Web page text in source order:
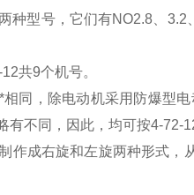
种型号，它们有NO2.8、3.2
共9个机号。
同，除电动机采用防爆型
不同，因此，均可按4-72-
作成右旋和左旋两种形式，